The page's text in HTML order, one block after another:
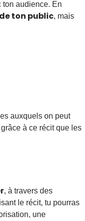
ton audience. En
ton public, mais
auxquels on peut
à ce récit que les
, à travers des
le récit, tu pourras
une